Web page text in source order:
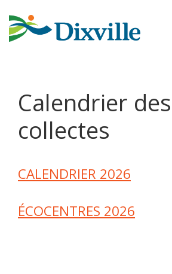
Calendrier des
collectes
CALENDRIER 2026
ÉCOCENTRES 2026